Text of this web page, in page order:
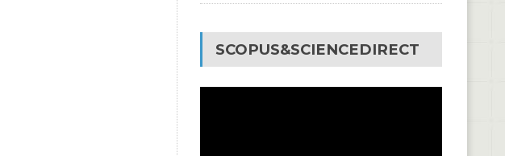
SCOPUS&SCIENCEDIRECT